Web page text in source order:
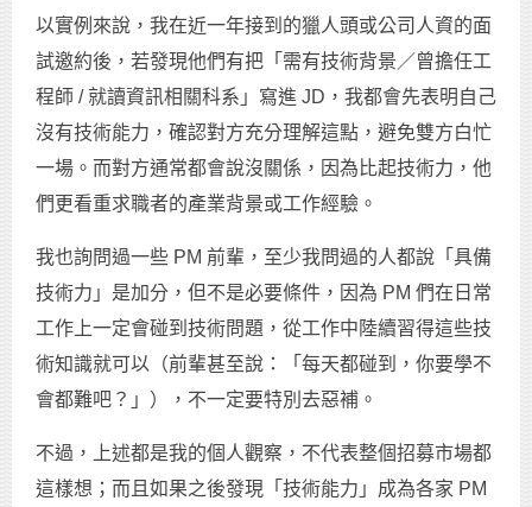
以實例來說，我在近一年接到的獵人頭或公司人資的面
試邀約後，若發現他們有把「需有技術背景／曾擔任工
程師 / 就讀資訊相關科系」寫進 JD，我都會先表明自己
沒有技術能力，確認對方充分理解這點，避免雙方白忙
一場。而對方通常都會說沒關係，因為比起技術力，他
們更看重求職者的產業背景或工作經驗。
我也詢問過一些 PM 前輩，至少我問過的人都說「具備
技術力」是加分，但不是必要條件，因為 PM 們在日常
工作上一定會碰到技術問題，從工作中陸續習得這些技
術知識就可以（前輩甚至說：「每天都碰到，你要學不
會都難吧？」），不一定要特別去惡補。
不過，上述都是我的個人觀察，不代表整個招募市場都
這樣想；而且如果之後發現「技術能力」成為各家 PM